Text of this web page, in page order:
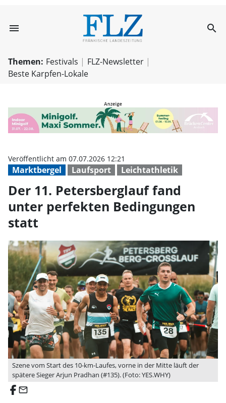
menu Der 11. search
Themen: Festivals
FLZ-Newsletter
Beste Karpfen-Lokale
Marktbergel Laufsport Leichtathletik
Veröffentlicht am 07.07.2026 12:21
Der 11. Petersberglauf fand
unter perfekten Bedingungen
statt
Szene vom Start des 10-km-Laufes, vorne in der Mitte läuft der
spätere Sieger Arjun Pradhan (#135). (Foto: YES.WHY)
email